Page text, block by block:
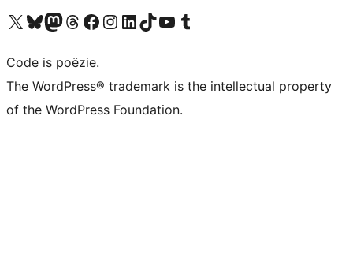
Bezoek ons X (voorheen Twitter) account
Bezoek ons Bluesky account
Bezoek ons Mastodon account
Bezoek ons Threads account
Onze Facebook pagina bezoeken
Bezoek ons Instagram account
Bezoek ons LinkedIn account
Bezoek ons TikTok account
Bezoek ons YouTube kanaalBezoek ons Tumblr account
Code is poëzie.
The WordPress® trademark is the intellectual property
of the WordPress Foundation.